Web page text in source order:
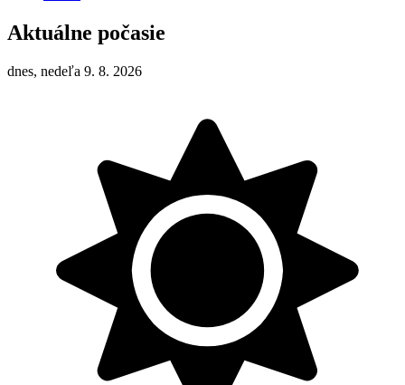
Aktuálne počasie
dnes, nedeľa 9. 8. 2026